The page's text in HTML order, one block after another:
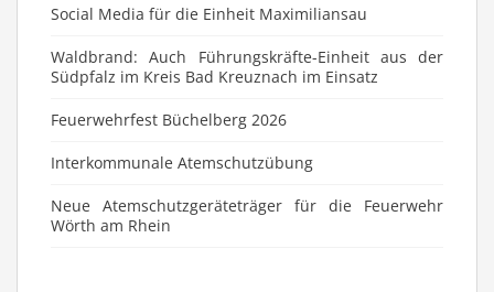
Social Media für die Einheit Maximiliansau
Waldbrand: Auch Führungskräfte-Einheit aus der
Südpfalz im Kreis Bad Kreuznach im Einsatz
Feuerwehrfest Büchelberg 2026
⁠Interkommunale Atemschutzübung
Neue Atemschutzgeräteträger für die Feuerwehr
Wörth am Rhein